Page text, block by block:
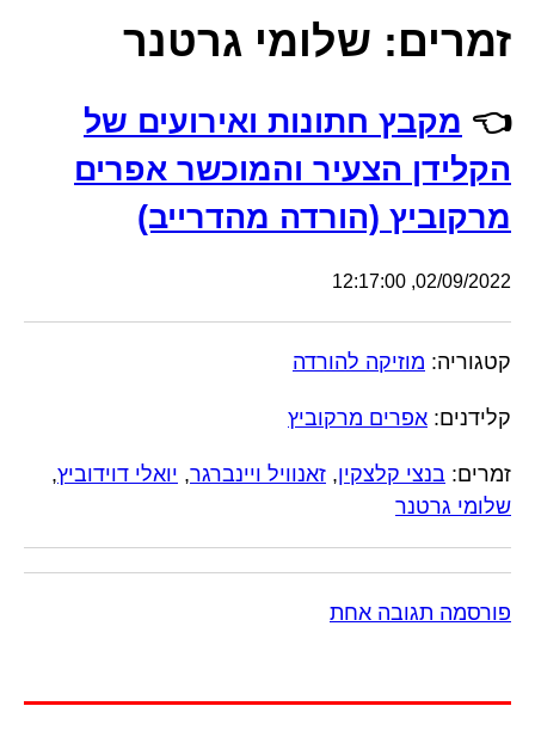
זמרים: שלומי גרטנר
👈 מקבץ חתונות ואירועים של
הקלידן הצעיר והמוכשר אפרים
מרקוביץ (הורדה מהדרייב)
02/09/2022, 12:17:00
קטגוריה: מוזיקה להורדה
קלידנים: אפרים מרקוביץ
זמרים: בנצי קלצקין, זאנוויל ויינברגר, יואלי דוידוביץ,
שלומי גרטנר
פורסמה תגובה אחת